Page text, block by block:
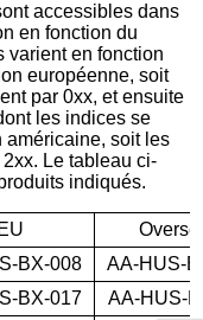
accessibles dans
en fonction du
varient en fonction
européenne, soit
par 0xx, et ensuite
les indices se
américaine, soit les
Le tableau ci-
indiqués.
EU
BX-008
AA-HUS-
BX-017
AA-HUS-